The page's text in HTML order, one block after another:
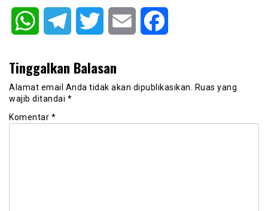
WhatsAppTelegram Twitter Email
Tinggalkan Balasan
Alamat email Anda tidak akan dipublikasikan. Ruas yang
wajib ditandai *
Komentar *